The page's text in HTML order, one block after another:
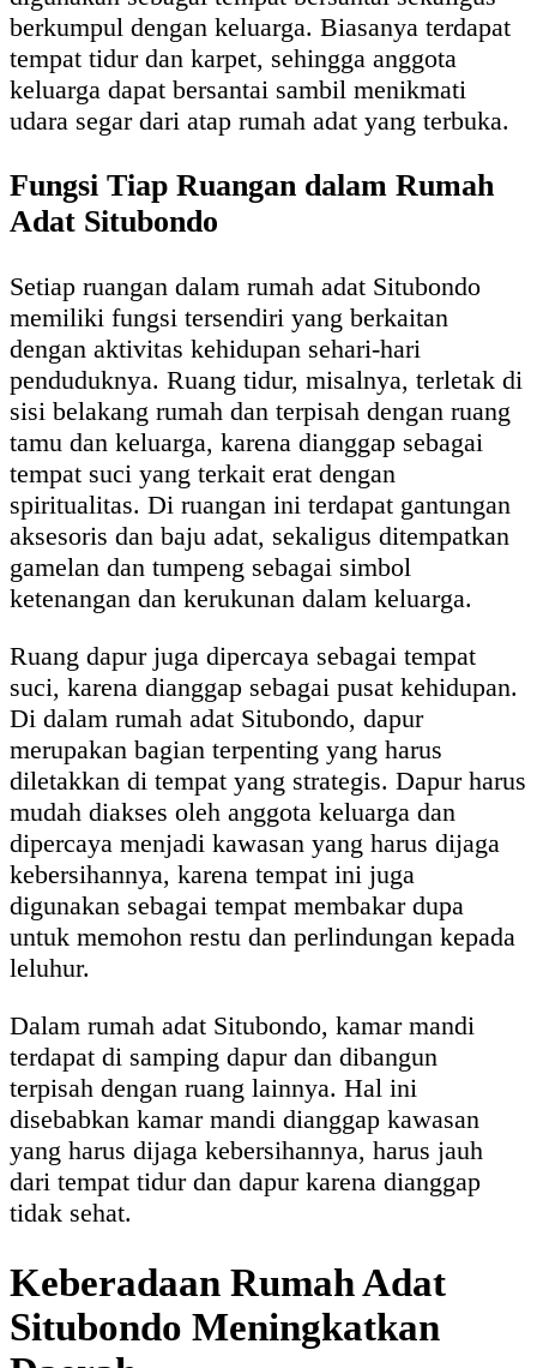
berkumpul dengan keluarga. Biasanya terdapat
tempat tidur dan karpet, sehingga anggota
keluarga dapat bersantai sambil menikmati
udara segar dari atap rumah adat yang terbuka.
Fungsi Tiap Ruangan dalam Rumah
Adat Situbondo
Setiap ruangan dalam rumah adat Situbondo
memiliki fungsi tersendiri yang berkaitan
dengan aktivitas kehidupan sehari-hari
penduduknya. Ruang tidur, misalnya, terletak di
sisi belakang rumah dan terpisah dengan ruang
tamu dan keluarga, karena dianggap sebagai
tempat suci yang terkait erat dengan
spiritualitas. Di ruangan ini terdapat gantungan
aksesoris dan baju adat, sekaligus ditempatkan
gamelan dan tumpeng sebagai simbol
ketenangan dan kerukunan dalam keluarga.
Ruang dapur juga dipercaya sebagai tempat
suci, karena dianggap sebagai pusat kehidupan.
Di dalam rumah adat Situbondo, dapur
merupakan bagian terpenting yang harus
diletakkan di tempat yang strategis. Dapur harus
mudah diakses oleh anggota keluarga dan
dipercaya menjadi kawasan yang harus dijaga
kebersihannya, karena tempat ini juga
digunakan sebagai tempat membakar dupa
untuk memohon restu dan perlindungan kepada
leluhur.
Dalam rumah adat Situbondo, kamar mandi
terdapat di samping dapur dan dibangun
terpisah dengan ruang lainnya. Hal ini
disebabkan kamar mandi dianggap kawasan
yang harus dijaga kebersihannya, harus jauh
dari tempat tidur dan dapur karena dianggap
tidak sehat.
Keberadaan Rumah Adat
Situbondo Meningkatkan